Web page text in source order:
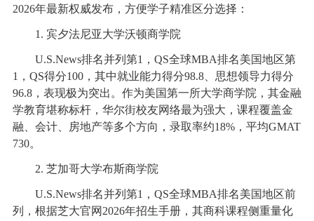
2026年最新权威发布，方便学子精准区分选择：
1. 宾夕法尼亚大学沃顿商学院
U.S.News排名并列第1，QS全球MBA排名美国地区第
1，QS得分100，其中就业能力得分98.8、思想领导力得分
96.8，表现极为突出。作为美国第一所大学商学院，其金融
学教育堪称标杆，华尔街校友网络最为强大，课程覆盖金
融、会计、房地产等多个方向，录取率约18%，平均GMAT
730。
2. 芝加哥大学布斯商学院
U.S.News排名并列第1，QS全球MBA排名美国地区前
列，根据芝大官网2026年招生手册，其商科课程侧重量化